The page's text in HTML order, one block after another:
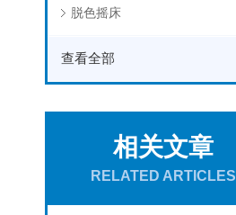
脱色摇床
查看全部
相关文章
RELATED ARTICLES